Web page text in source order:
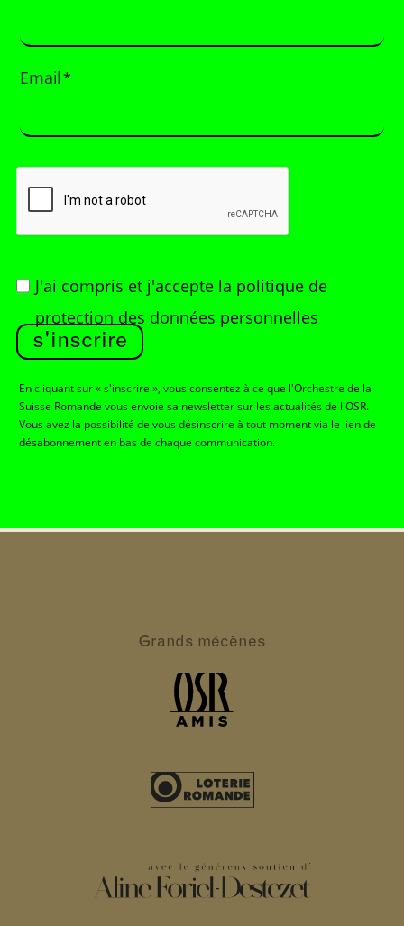
Email*
J'ai compris et j'accepte la politique de
protection des données personnelles
s'inscrire
En cliquant sur « s'inscrire », vous consentez à ce que l'Orchestre de la
Suisse Romande vous envoie sa newsletter sur les actualités de l'OSR.
Vous avez la possibilité de vous désinscrire à tout moment via le lien de
désabonnement en bas de chaque communication.
Grands mécènes